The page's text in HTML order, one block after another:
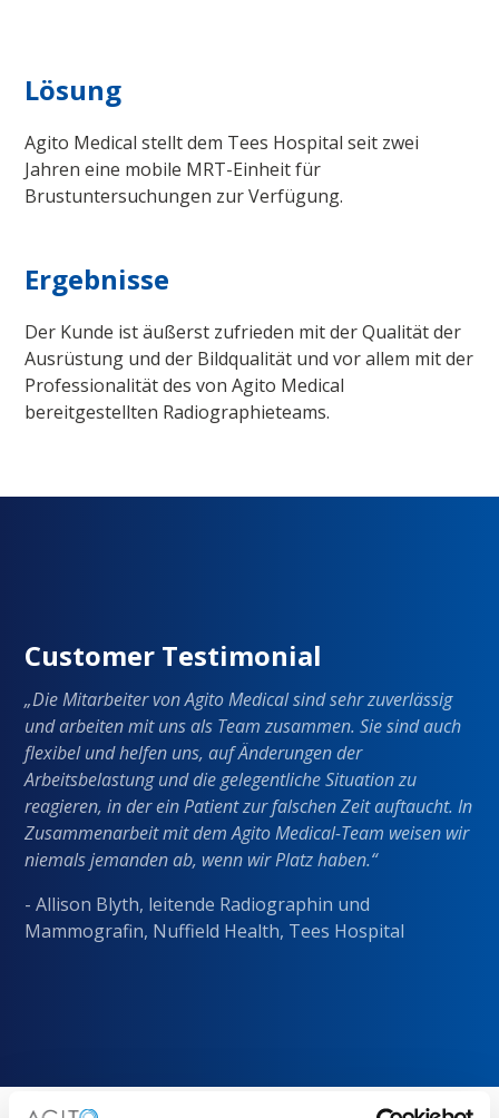
Lösung
Agito Medical stellt dem Tees Hospital seit zwei
Jahren eine mobile MRT-Einheit für
Brustuntersuchungen zur Verfügung.
Ergebnisse
Der Kunde ist äußerst zufrieden mit der Qualität der
Ausrüstung und der Bildqualität und vor allem mit der
Professionalität des von Agito Medical
bereitgestellten Radiographieteams.
Customer Testimonial
„Die Mitarbeiter von Agito Medical sind sehr zuverlässig
und arbeiten mit uns als Team zusammen. Sie sind auch
flexibel und helfen uns, auf Änderungen der
Arbeitsbelastung und die gelegentliche Situation zu
reagieren, in der ein Patient zur falschen Zeit auftaucht. In
Zusammenarbeit mit dem Agito Medical-Team weisen wir
niemals jemanden ab, wenn wir Platz haben.“
- Allison Blyth, leitende Radiographin und
Mammografin, Nuffield Health, Tees Hospital